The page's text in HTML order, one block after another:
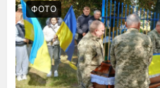
ФОТО